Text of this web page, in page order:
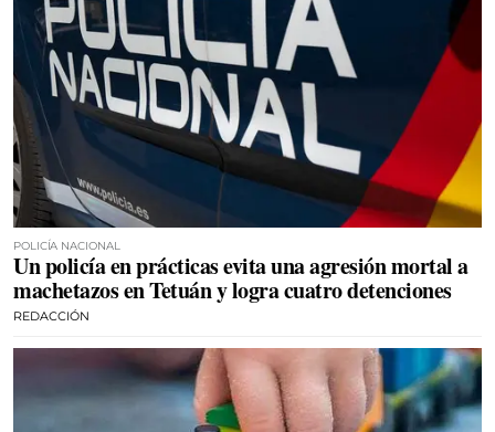
POLICÍA NACIONAL
Un policía en prácticas evita una agresión mortal a
machetazos en Tetuán y logra cuatro detenciones
REDACCIÓN